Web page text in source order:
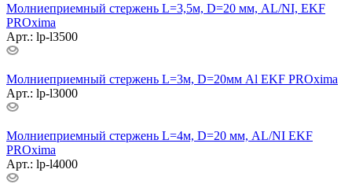
Молниеприемный стержень L=3,5м, D=20 мм, AL/NI, EKF
PROxima
Арт.: lp-l3500
Молниеприемный стержень L=3м, D=20мм Al EKF PROxima
Арт.: lp-l3000
Молниеприемный стержень L=4м, D=20 мм, AL/NI EKF
PROxima
Арт.: lp-l4000